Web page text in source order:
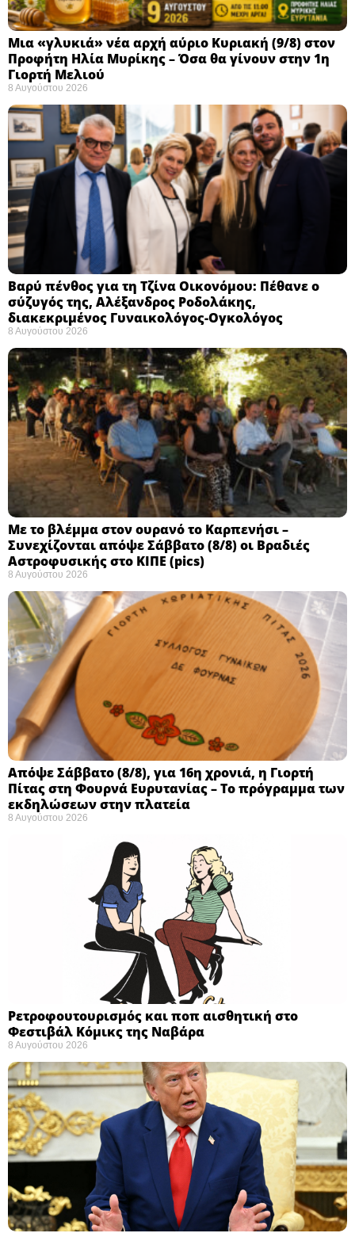
Μια «γλυκιά» νέα αρχή αύριο Κυριακή (9/8) στον
Προφήτη Ηλία Μυρίκης – Όσα θα γίνουν στην 1η
Γιορτή Μελιού
8 Αυγούστου 2026
Βαρύ πένθος για τη Τζίνα Οικονόμου: Πέθανε ο
σύζυγός της, Αλέξανδρος Ροδολάκης,
διακεκριμένος Γυναικολόγος-Ογκολόγος
8 Αυγούστου 2026
Με το βλέμμα στον ουρανό το Καρπενήσι –
Συνεχίζονται απόψε Σάββατο (8/8) οι Βραδιές
Αστροφυσικής στο ΚΙΠΕ (pics)
8 Αυγούστου 2026
Απόψε Σάββατο (8/8), για 16η χρονιά, η Γιορτή
Πίτας στη Φουρνά Ευρυτανίας – Το πρόγραμμα των
εκδηλώσεων στην πλατεία
8 Αυγούστου 2026
Ρετροφουτουρισμός και ποπ αισθητική στο
Φεστιβάλ Κόμικς της Ναβάρα ​
8 Αυγούστου 2026